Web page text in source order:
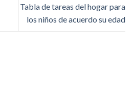
Tabla de tareas del hogar para
los niños de acuerdo su edad